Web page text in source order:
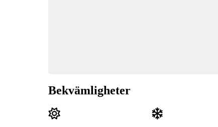
Bekvämligheter